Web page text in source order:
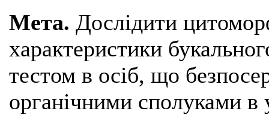
Мета. Дослідити
характеристики
тестом в осіб, що
органічними сполуками в